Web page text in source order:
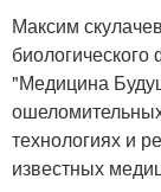
Максим
"Медицина
технологиях и
известных